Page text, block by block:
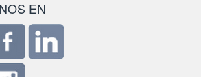
EN